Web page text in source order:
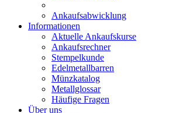
Ankaufsabwicklung
Informationen
Aktuelle Ankaufskurse
Ankaufsrechner
Stempelkunde
Edelmetallbarren
Münzkatalog
Metallglossar
Häufige Fragen
Über uns